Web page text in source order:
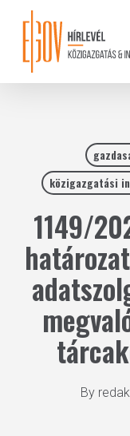
content
közigazgatási
1149/
By